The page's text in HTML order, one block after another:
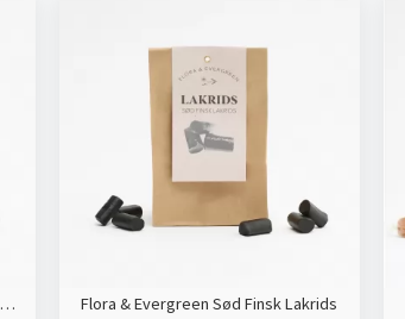
Flora & Evergreen Finsk Lakrids Karamel & Havsalt Flora & Evergreen Sød Finsk Lakrids